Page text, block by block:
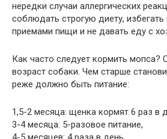
нередки случаи аллергических
соблюдать строгую диету,
приемами пищи и не давать еду с
Как часто следует кормить мопса?
возраст собаки. Чем старше
реже должно быть питание:
1,5-2 месяца: щенка кормят 6 раз в
3-4 месяца: 5-разовое питание,